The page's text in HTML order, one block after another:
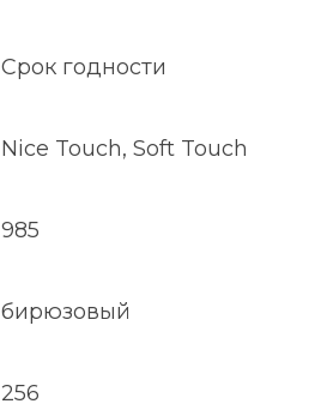
Срок годности
Nice Touch, Soft Touch
985
бирюзовый
256